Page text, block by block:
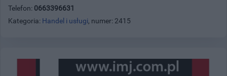
Telefon: 0663396631
Kategoria: Handel i usługi, numer: 2415